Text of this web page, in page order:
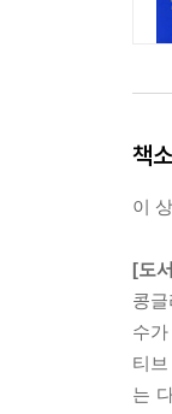
책
이
[도
콩
수
티
는